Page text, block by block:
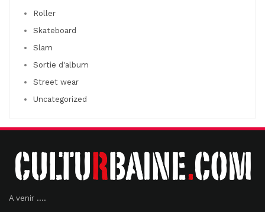
Roller
Skateboard
Slam
Sortie d'album
Street wear
Uncategorized
A venir ....